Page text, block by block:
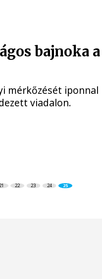
bajnoka a
mérkőzését iponnal
viadalon.
22 23 24 25